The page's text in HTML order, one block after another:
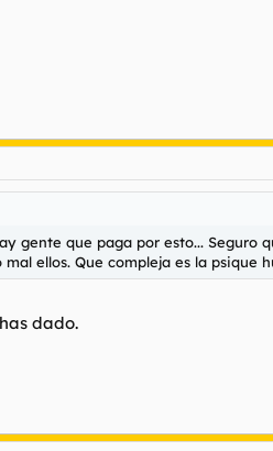
gente que paga por esto... Seguro
ellos. Que compleja es la psique
dado.